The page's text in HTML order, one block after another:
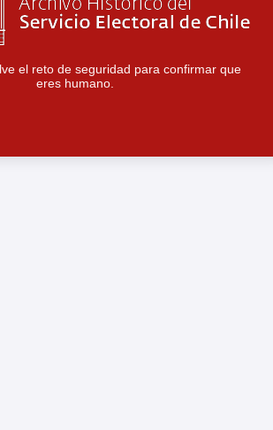
el reto de seguridad para confirmar que
eres humano.